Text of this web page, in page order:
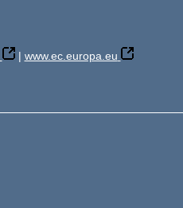
| www.ec.europa.eu